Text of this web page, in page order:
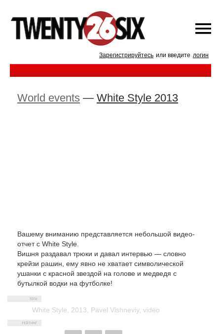
Зарегистрируйтесь или введите логин
World events — White Style 2013
Вашему вниманию представляется небольшой видео-
отчет с White Style.
Вишня раздавал трюки и давал интервью — словно
крейзи рашин, ему явно не хватает символической
ушанки с красной звездой на голове и медведя с
бутылкой водки на футболке!
White Style 2013 Pavel Vishneviy, video